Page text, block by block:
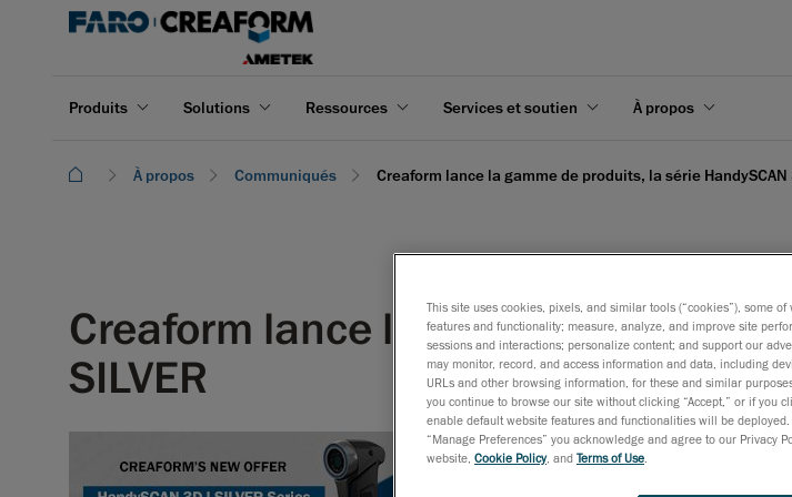
Produits Solutions Ressources Services et soutien À propos
À propos Communiqués Creaform lance la gamme de produits, la série HandySCAN
Creaform lance la gamme de
SILVER
3 mars 2021
This site uses cookies, pixels, and similar tools (“cookies”), some
features and functionality; measure, analyze, and improve site
sessions and interactions; personalize content; and support our
may monitor, record, and access information and data, including
URLs and other browsing information, for these and similar
you continue to browse our site without clicking “Accept,” or if you
enable default website features and functionalities will be
“Manage Preferences” you acknowledge and agree to our Privacy
website, Cookie Policy, and Terms of Use